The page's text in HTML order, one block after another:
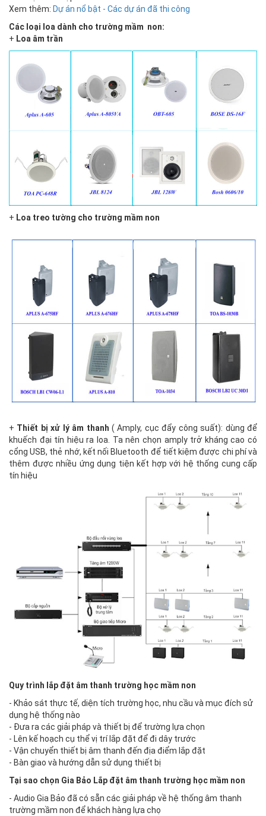
Xem thêm: Dự án nổ bật - Các dự án đã thi công
Các loại loa dành cho trường mầm non:
+ Loa âm trần
+ Loa treo tường cho trường mầm non
+ Thiết bị xử lý âm thanh ( Amply, cục đẩy công suất): dùng để
khuếch đại tín hiệu ra loa. Ta nên chọn amply trở kháng cao có
cổng USB, thẻ nhớ, kết nối Bluetooth để tiết kiệm được chi phí và
thêm được nhiều ứng dụng tiện kết hợp với hệ thống cung cấp
tín hiệu
Quy trình lắp đặt âm thanh trường học mầm non
- Khảo sát thực tế, diện tích trường học, nhu cầu và mục đích sử
dụng hệ thống nào
- Đưa ra các giải pháp và thiết bị để trường lựa chọn
- Lên kế hoạch cụ thể vị trí lắp đặt để đi dây trước
- Vận chuyển thiết bị âm thanh đến địa điểm lắp đặt
- Bàn giao và hướng dẫn sử dụng thiết bị
Tại sao chọn Gia Bảo Lắp đặt âm thanh trường học mầm non
- Audio Gia Bảo đã có sẵn các giải pháp về hệ thống âm thanh
trường mầm non để khách hàng lựa chọ